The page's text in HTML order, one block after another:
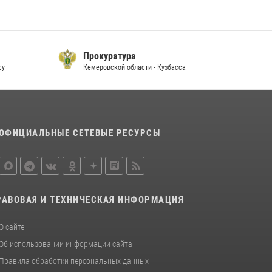
вырвавшего у горожанки пакет с покупками
20 июля 2026, 08:52 1
ГУ МЧС России
По Кемеровской области - Кузбассу
СЕТЕВЫЕ РЕСУРСЫ
И ТЕХНИЧЕСКАЯ ИНФОРМАЦИЯ
О сайте
Об использовании информации сайта
Правила обработки персональных данных